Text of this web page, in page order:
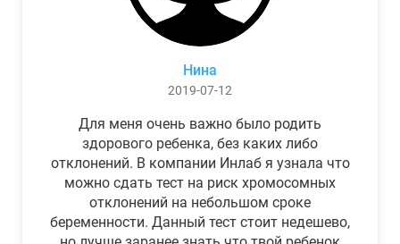
Нина
2019-07-12
Для меня очень важно было родить
здорового ребенка, без каких либо
отклонений. В компании Инлаб я узнала что
можно сдать тест на риск хромосомных
отклонений на небольшом сроке
беременности. Данный тест стоит недешево,